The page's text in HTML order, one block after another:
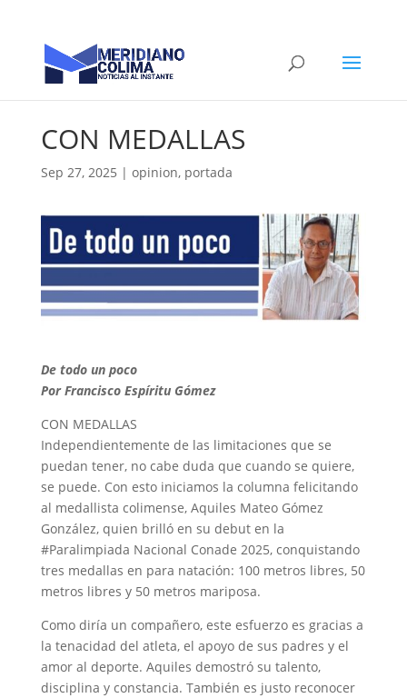
CON MEDALLAS
Sep 27, 2025 | opinion, portada
De todo un poco
Por Francisco Espíritu Gómez
CON MEDALLAS
Independientemente de las limitaciones que se
puedan tener, no cabe duda que cuando se quiere,
se puede. Con esto iniciamos la columna felicitando
al medallista colimense, Aquiles Mateo Gómez
González, quien brilló en su debut en la
#Paralimpiada Nacional Conade 2025, conquistando
tres medallas en para natación: 100 metros libres, 50
metros libres y 50 metros mariposa.
Como diría un compañero, este esfuerzo es gracias a
la tenacidad del atleta, el apoyo de sus padres y el
amor al deporte. Aquiles demostró su talento,
disciplina y constancia. También es justo reconocer